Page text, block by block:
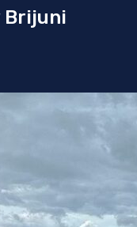
Brijuni